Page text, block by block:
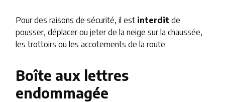
Pour des raisons de sécurité, il est interditde
pousser, déplacer ou jeter de la neige sur la chaussée,
les trottoirs ou les accotements de la route.
Boîte aux lettres
endommagée